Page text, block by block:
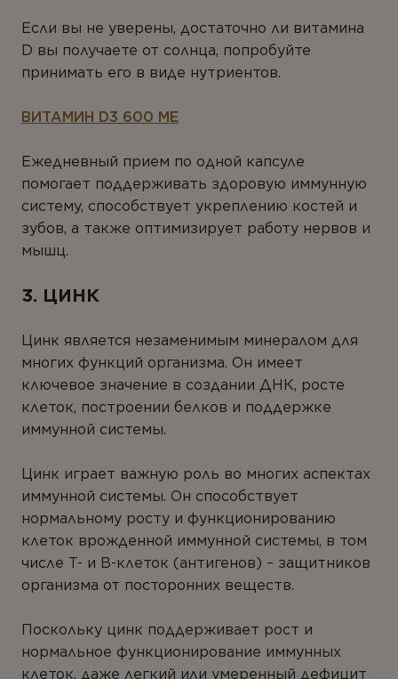
Если вы не уверены, достаточно ли витамина
D вы получаете от солнца, попробуйте
принимать его в виде нутриентов.
ВИТАМИН D3 600 МЕ
Ежедневный прием по одной капсуле
помогает поддерживать здоровую иммунную
систему, способствует укреплению костей и
зубов, а также оптимизирует работу нервов и
мышц.
3. ЦИНК
Цинк является незаменимым минералом для
многих функций организма. Он имеет
ключевое значение в создании ДНК, росте
клеток, построении белков и поддержке
иммунной системы.
Цинк играет важную роль во многих аспектах
иммунной системы. Он способствует
нормальному росту и функционированию
клеток врожденной иммунной системы, в том
числе Т- и В-клеток (антигенов) – защитников
организма от посторонних веществ.
Поскольку цинк поддерживает рост и
нормальное функционирование иммунных
клеток, даже легкий или умеренный дефицит